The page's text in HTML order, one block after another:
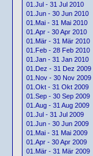
01.Jul - 31 Jul 2010
01.Jun - 30 Jun 2010
01.Mai - 31 Mai 2010
01.Apr - 30 Apr 2010
01.Mär - 31 Mär 2010
01.Feb - 28 Feb 2010
01.Jan - 31 Jan 2010
01.Dez - 31 Dez 2009
01.Nov - 30 Nov 2009
01.Okt - 31 Okt 2009
01.Sep - 30 Sep 2009
01.Aug - 31 Aug 2009
01.Jul - 31 Jul 2009
01.Jun - 30 Jun 2009
01.Mai - 31 Mai 2009
01.Apr - 30 Apr 2009
01.Mär - 31 Mär 2009